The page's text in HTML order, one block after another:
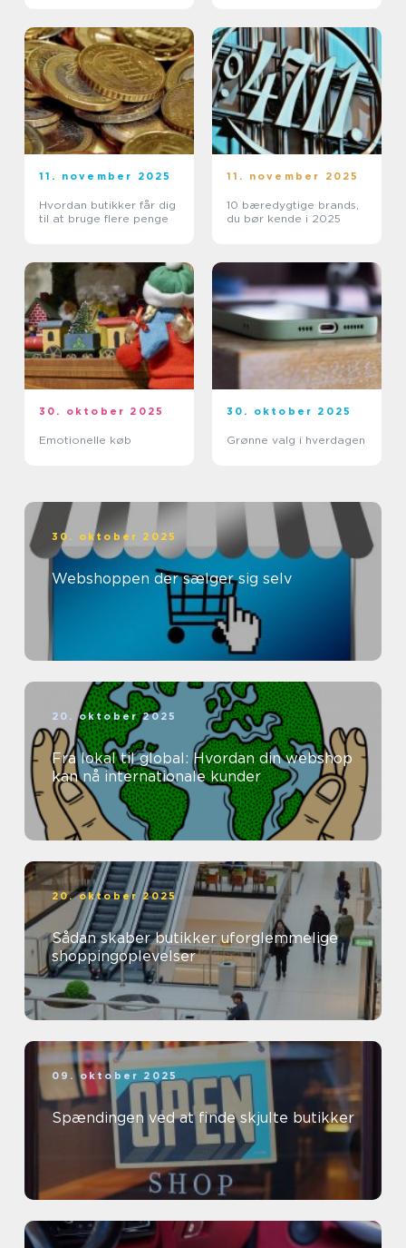
11. november 2025
Hvordan butikker får dig
til at bruge flere penge
11. november 2025
10 bæredygtige brands,
du bør kende i 2025
30. oktober 2025
Emotionelle køb
30. oktober 2025
Grønne valg i hverdagen
30. oktober 2025
Webshoppen der sælger sig selv
20. oktober 2025
Fra lokal til global: Hvordan din webshop
kan nå internationale kunder
20. oktober 2025
Sådan skaber butikker uforglemmelige
shoppingoplevelser
09. oktober 2025
Spændingen ved at finde skjulte butikker